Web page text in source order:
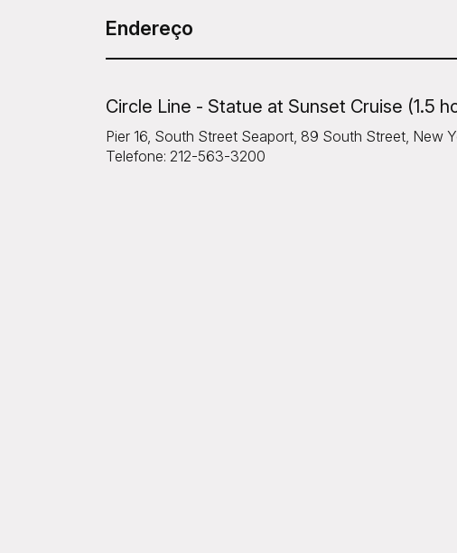
Endereço
Circle Line - Statue at Sunset Cruise (1.5
Pier 16, South Street Seaport, 89 South Street, New
Telefone: 212-563-3200